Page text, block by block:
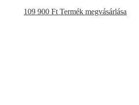
109 900 Ft Termék megvásárlása